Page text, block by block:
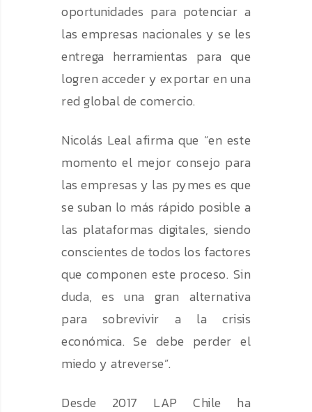
oportunidades para potenciar a
las empresas nacionales y se les
entrega herramientas para que
logren acceder y exportar en una
red global de comercio.
Nicolás Leal afirma que “en este
momento el mejor consejo para
las empresas y las pymes es que
se suban lo más rápido posible a
las plataformas digitales, siendo
conscientes de todos los factores
que componen este proceso. Sin
duda, es una gran alternativa
para sobrevivir a la crisis
económica. Se debe perder el
miedo y atreverse”.
Desde 2017 LAP Chile ha